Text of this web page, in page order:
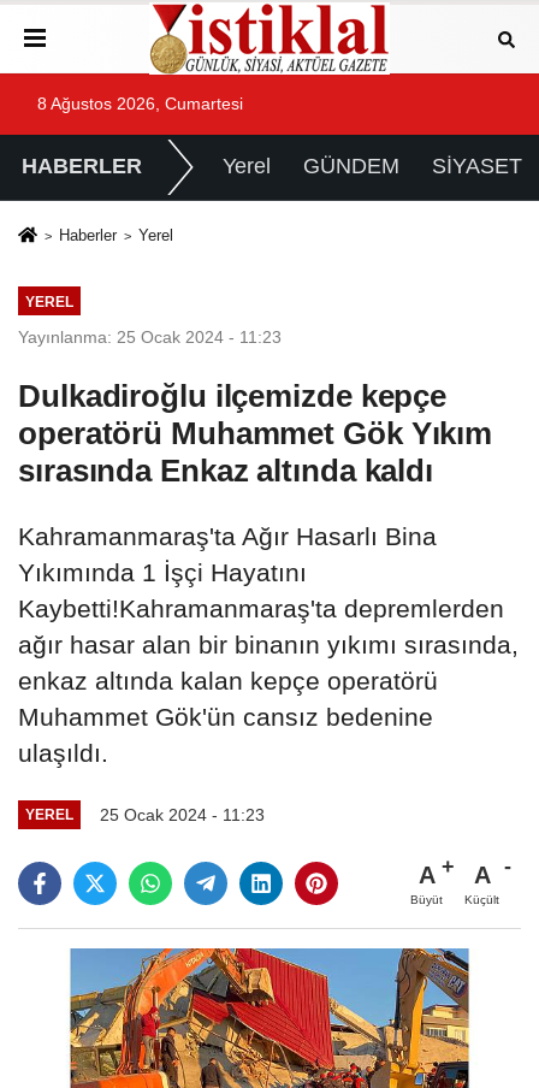
8 Ağustos 2026, Cumartesi
HABERLER Yerel GÜNDEM SİYASET
Haberler Yerel
YEREL
Yayınlanma: 25 Ocak 2024 - 11:23
Dulkadiroğlu ilçemizde kepçe
operatörü Muhammet Gök Yıkım
sırasında Enkaz altında kaldı
Kahramanmaraş'ta Ağır Hasarlı Bina
Yıkımında 1 İşçi Hayatını
Kaybetti!Kahramanmaraş'ta depremlerden
ağır hasar alan bir binanın yıkımı sırasında,
enkaz altında kalan kepçe operatörü
Muhammet Gök'ün cansız bedenine
ulaşıldı.
YEREL 25 Ocak 2024 - 11:23
A
Büyüt
A
Küçült